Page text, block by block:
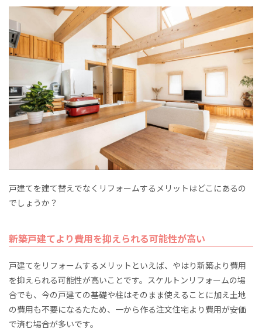
戸建てを建て替えでなくリフォームするメリットはどこにあるの
でしょうか？
新築戸建てより費用を抑えられる可能性が高い
戸建てをリフォームするメリットといえば、やはり新築より費用
を抑えられる可能性が高いことです。スケルトンリフォームの場
合でも、今の戸建ての基礎や柱はそのまま使えることに加え土地
の費用も不要になるたため、一から作る注文住宅より費用が安価
で済む場合が多いです。